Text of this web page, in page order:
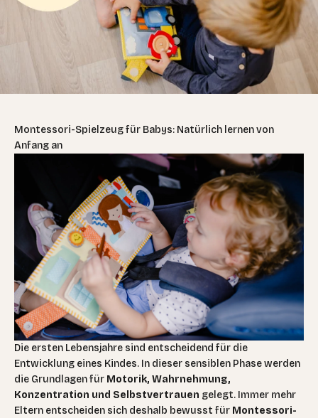
Montessori-Spielzeug für Babys: Natürlich lernen von
Anfang an
Die ersten Lebensjahre sind entscheidend für die
Entwicklung eines Kindes. In dieser sensiblen Phase werden
die Grundlagen für Motorik, Wahrnehmung,
Konzentration und Selbstvertrauen gelegt. Immer mehr
Eltern entscheiden sich deshalb bewusst für Montessori-